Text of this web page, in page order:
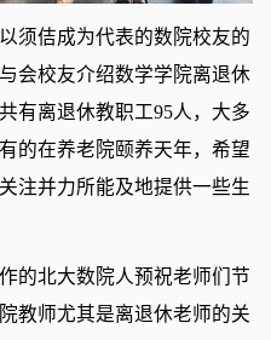
须佶成为代表的数院校友的
会校友介绍数学学院离退休
有离退休教职工95人，大多
的在养老院颐养天年，希望
注并力所能及地提供一些生
的北大数院人预祝老师们节
教师尤其是离退休老师的关